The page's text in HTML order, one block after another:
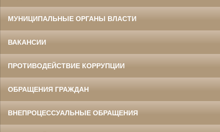
МУНИЦИПАЛЬНЫЕ ОРГАНЫ ВЛАСТИ
ВАКАНСИИ
ПРОТИВОДЕЙСТВИЕ КОРРУПЦИИ
ОБРАЩЕНИЯ ГРАЖДАН
ВНЕПРОЦЕССУАЛЬНЫЕ ОБРАЩЕНИЯ